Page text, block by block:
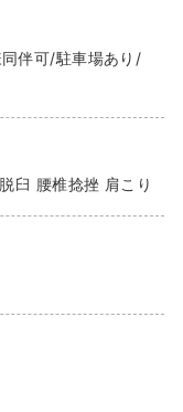
伴可/駐車場あり/
臼 腰椎捻挫 肩こり